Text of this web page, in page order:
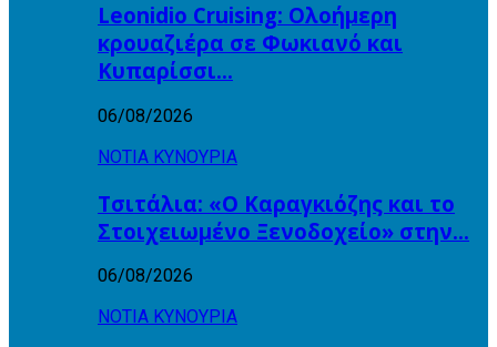
Leonidio Cruising: Ολοήμερη
κρουαζιέρα σε Φωκιανό και
Κυπαρίσσι…
06/08/2026
ΝΟΤΙΑ ΚΥΝΟΥΡΙΑ
Τσιτάλια: «Ο Καραγκιόζης και το
Στοιχειωμένο Ξενοδοχείο» στην…
06/08/2026
ΝΟΤΙΑ ΚΥΝΟΥΡΙΑ